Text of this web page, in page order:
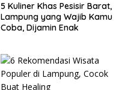
5 Kuliner Khas Pesisir Barat,
Lampung yang Wajib Kamu
Coba, Dijamin Enak